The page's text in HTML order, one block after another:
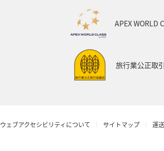
APEX WORLD
旅行業公正取
ウェブアクセシビリティについて サイトマップ
運